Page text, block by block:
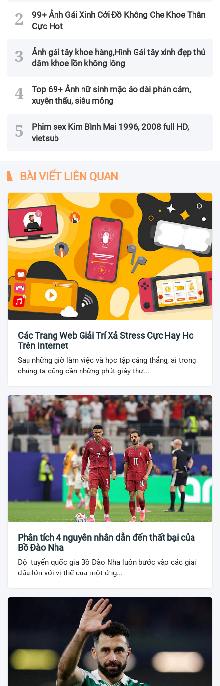
99+ Ảnh Gái Xinh Cởi Đồ Không Che Khoe Thân
Cực Hot
Ảnh gái tây khoe hàng,Hình Gái tây xinh đẹp thủ
dâm khoe lồn không lông
Top 69+ Ảnh nữ sinh mặc áo dài phản cảm,
xuyên thấu, siêu mỏng
Phim sex Kim Bình Mai 1996, 2008 full HD,
vietsub
BÀI VIẾT LIÊN QUAN
Các Trang Web Giải Trí Xả Stress Cực Hay Ho
Trên Internet
Sau những giờ làm việc và học tập căng thẳng, ai trong
chúng ta cũng cần những phút giây thư...
Phân tích 4 nguyên nhân dẫn đến thất bại của
Bồ Đào Nha
Đội tuyển quốc gia Bồ Đào Nha luôn bước vào các giải
đấu lớn với vị thế của một ứng...